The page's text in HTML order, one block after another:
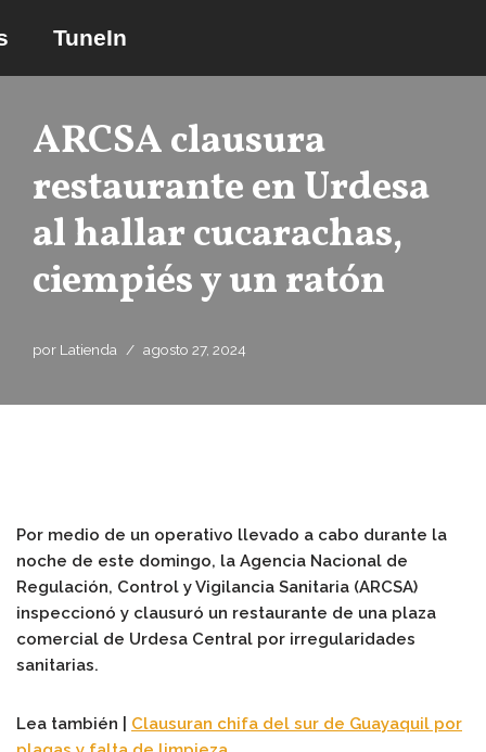
TuneIn
ARCSA clausura
restaurante en Urdesa
al hallar cucarachas,
ciempiés y un ratón
por Latienda agosto 27, 2024
Por medio de un operativo llevado a cabo durante la
noche de este domingo, la Agencia Nacional de
Regulación, Control y Vigilancia Sanitaria (ARCSA)
inspeccionó y clausuró un restaurante de una plaza
comercial de Urdesa Central por irregularidades
sanitarias.
Lea también | Clausuran chifa del sur de Guayaquil por